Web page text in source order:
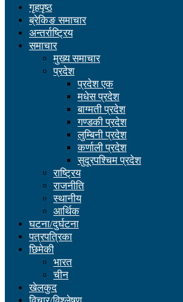
गृहपृष्ठ
ब्रेकिङ समाचार
अन्तर्राष्ट्रिय
समाचार
मुख्य समाचार
प्रदेश
प्रदेश एक
मधेस प्रदेश
बाग्मती प्रदेश
गण्डकी प्रदेश
लुम्बिनी प्रदेश
कर्णाली प्रदेश
सुदूरपश्चिम प्रदेश
राष्ट्रिय
राजनीति
स्थानीय
आर्थिक
घटना/दुर्घटना
पत्रपत्रिका
छिमेकी
भारत
चीन
खेलकुद